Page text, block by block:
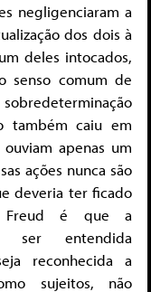
negligenciaram a
dos dois à
deles intocados,
senso comum de
também caiu em
apenas um
ações nunca são
deveria ter ficado
Freud é que a
ser entendida
reconhecida a
sujeitos, não